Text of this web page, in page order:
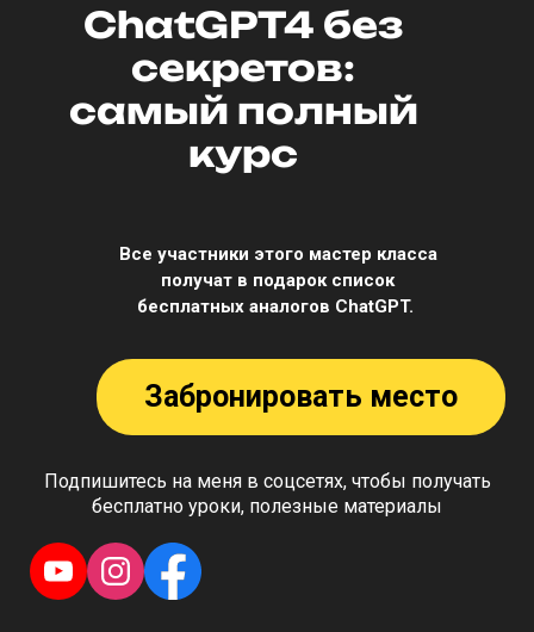
Забронировать место
Все участники этого мастер класса
получат в подарок список
бесплатных аналогов ChatGPT.
ChatGPT4 без
секретов:
самый полный
курс
Подпишитесь на меня в соцсетях, чтобы получать
бесплатно уроки, полезные материалы